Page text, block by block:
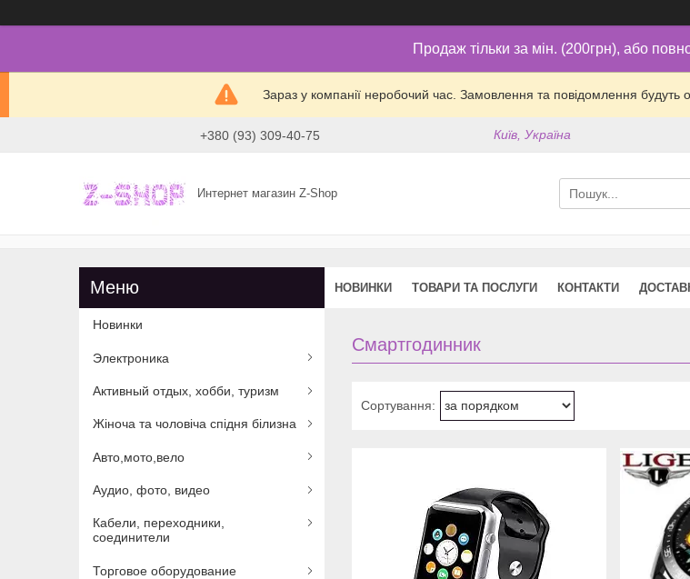
Продаж тільки за мін. (200грн), або
Зараз у компанії неробочий час. Замовлення та повідомлення будуть
+380 (93) 309-40-75 Київ, Україна
Интернет магазин Z-Shop
НОВИНКИ ТОВАРИ ТА ПОСЛУГИ КОНТАКТИ
Смартгодинник
Новинки
Электроника
Активный отдых, хобби, туризм
Жіноча та чоловіча спідня білизна
Авто,мото,вело
Аудио, фото, видео
Кабели, переходники,
соединители
Торговое оборудование